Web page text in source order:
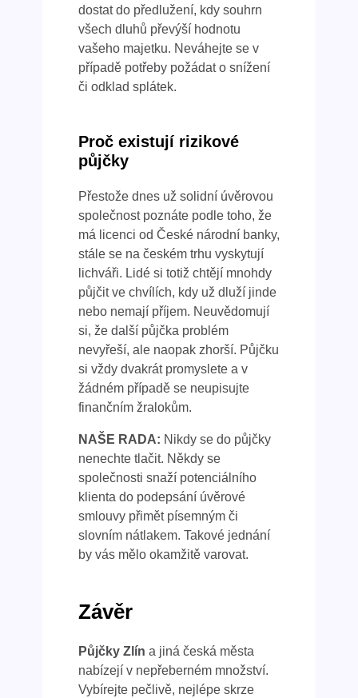
dostat do předlužení, kdy souhrn
všech dluhů převýší hodnotu
vašeho majetku. Neváhejte se v
případě potřeby požádat o snížení
či odklad splátek.
Proč existují rizikové
půjčky
Přestože dnes už solidní úvěrovou
společnost poznáte podle toho, že
má licenci od České národní banky,
stále se na českém trhu vyskytují
lichváři. Lidé si totiž chtějí mnohdy
půjčit ve chvílích, kdy už dluží jinde
nebo nemají příjem. Neuvědomují
si, že další půjčka problém
nevyřeší, ale naopak zhorší. Půjčku
si vždy dvakrát promyslete a v
žádném případě se neupisujte
finančním žralokům.
NAŠE RADA: Nikdy se do půjčky
nenechte tlačit. Někdy se
společnosti snaží potenciálního
klienta do podepsání úvěrové
smlouvy přimět písemným či
slovním nátlakem. Takové jednání
by vás mělo okamžitě varovat.
Závěr
Půjčky Zlín a jiná česká města
nabízejí v nepřeberném množství.
Vybírejte pečlivě, nejlépe skrze